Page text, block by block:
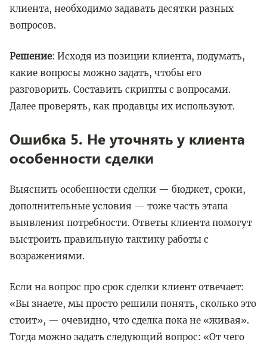
клиента, необходимо задавать десятки разных
вопросов.
Решение: Исходя из позиции клиента, подумать,
какие вопросы можно задать, чтобы его
разговорить. Составить скрипты с вопросами.
Далее проверять, как продавцы их используют.
Ошибка 5. Не уточнять у клиента
особенности сделки
Выяснить особенности сделки — бюджет, сроки,
дополнительные условия — тоже часть этапа
выявления потребности. Ответы клиента помогут
выстроить правильную тактику работы с
возражениями.
Если на вопрос про срок сделки клиент отвечает:
«Вы знаете, мы просто решили понять, сколько это
стоит», — очевидно, что сделка пока не «живая».
Тогда можно задать следующий вопрос: «От чего